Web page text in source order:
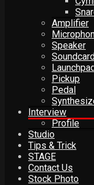
Amplifier
Speaker
Pickup
Pedal
Interview
Profile
Studio
Tips & Trick
STAGE
Contact Us
Stock Photo